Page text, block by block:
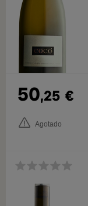
50,25 €
Agotado